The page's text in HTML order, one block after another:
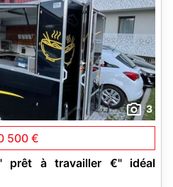
3
500 €
€" idéal